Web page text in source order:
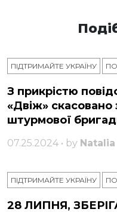
ПІДТРИМАЙТЕ УКРАЇНУ
З прикрістю
«Двіж» скасовано
штурмової
07.25.2024 • by
ПІДТРИМАЙТЕ УКРАЇНУ
28 ЛИПНЯ,